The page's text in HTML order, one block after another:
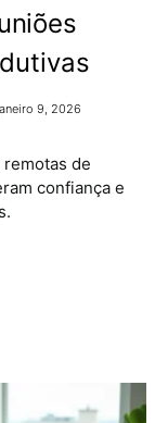
9, 2026
de
confiança e